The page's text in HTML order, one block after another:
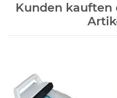
Kunden kauften